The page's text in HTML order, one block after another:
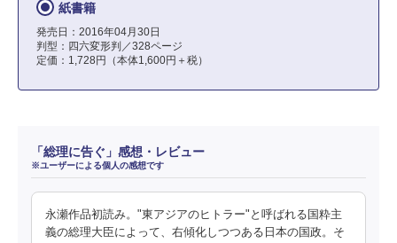
紙書籍
発売日：2016年04月30日
判型：四六変形判／328ページ
定価：1,728円（本体1,600円＋税）
「総理に告ぐ」感想・レビュー
※ユーザーによる個人の感想です
永瀬作品初読み。"東アジアのヒトラー"と呼ばれる国粋主
義の総理大臣によって、右傾化しつつある日本の国政。そ